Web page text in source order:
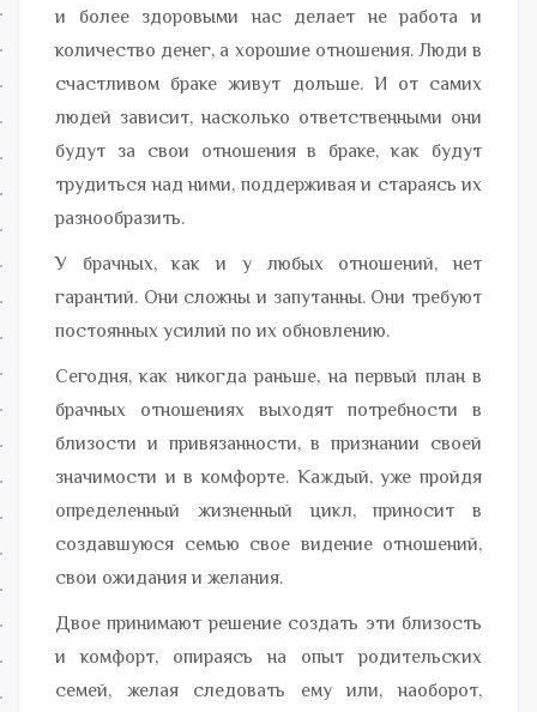
и более здоровыми нас делает не работа и
количество денег, а хорошие отношения. Люди в
счастливом браке живут дольше. И от самих
людей зависит, насколько ответственными они
будут за свои отношения в браке, как будут
трудиться над ними, поддерживая и стараясь их
разнообразить.
У брачных, как и у любых отношений, нет
гарантий. Они сложны и запутанны. Они требуют
постоянных усилий по их обновлению.
Сегодня, как никогда раньше, на первый план в
брачных отношениях выходят потребности в
близости и привязанности, в признании своей
значимости и в комфорте. Каждый, уже пройдя
определенный жизненный цикл, приносит в
создавшуюся семью свое видение отношений,
свои ожидания и желания.
Двое принимают решение создать эти близость
и комфорт, опираясь на опыт родительских
семей, желая следовать ему или, наоборот,